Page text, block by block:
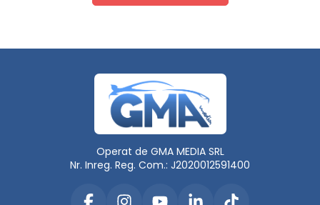
Operat de GMA MEDIA SRL
Nr. Inreg. Reg. Com.: J2020012591400